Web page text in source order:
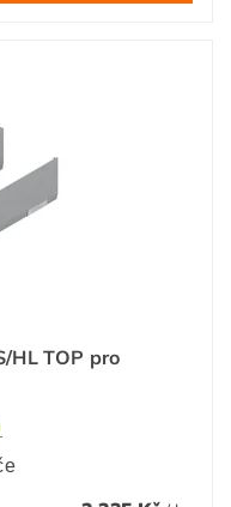
HL TOP pro